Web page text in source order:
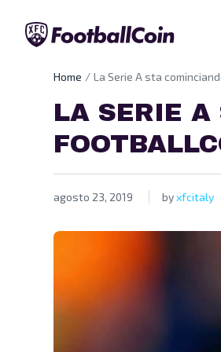
Home La Serie A sta
LA SERIE A
agosto 23, 2019 byxfcitaly